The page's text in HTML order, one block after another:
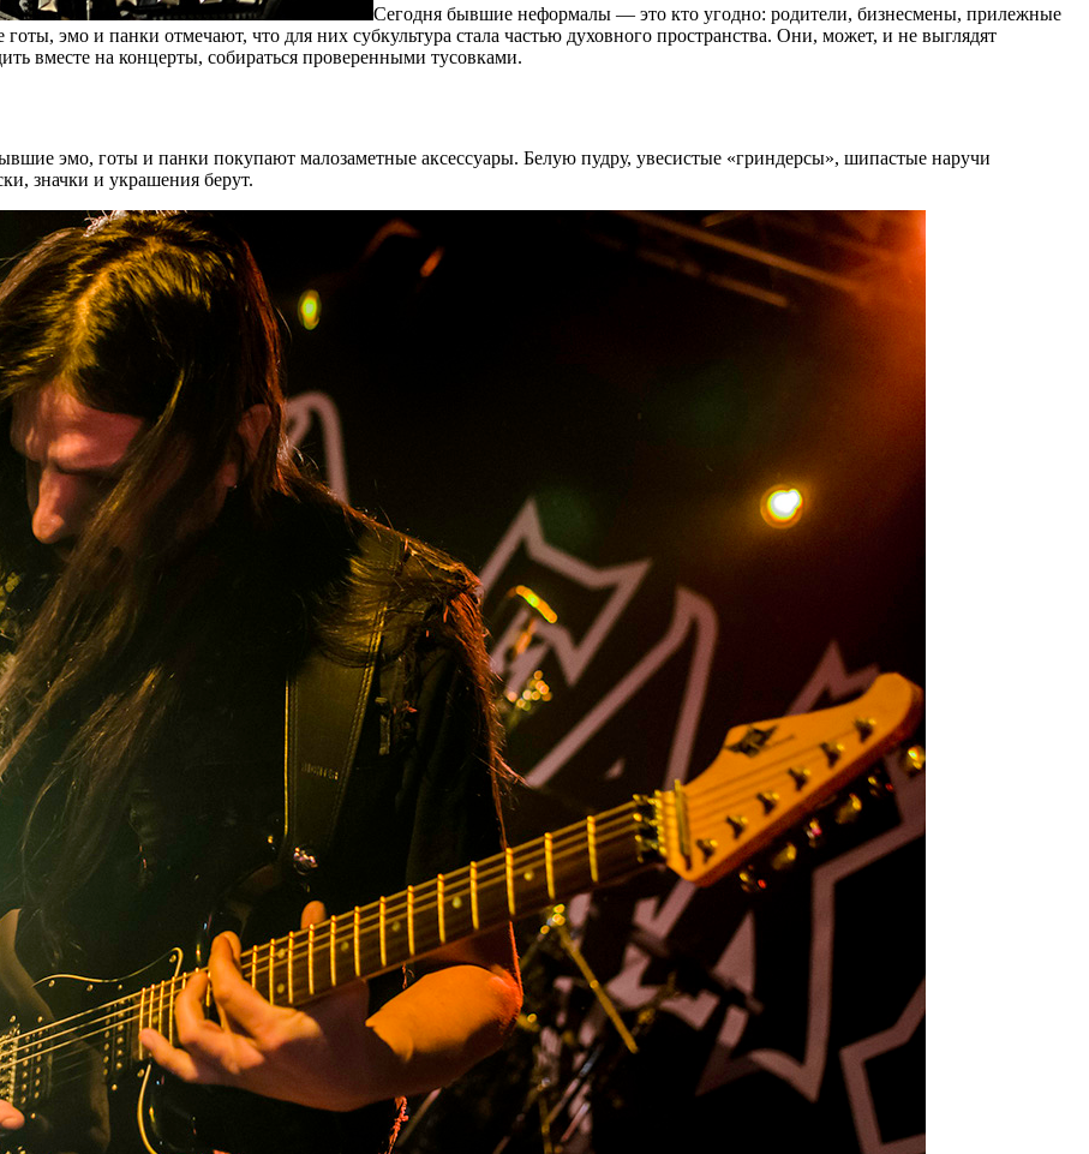
Сегодня бывшие неформалы — это кто угодно: родители, бизнесмены, прилежные
эмо и панки отмечают, что для них субкультура стала частью духовного пространства. Они, может, и не выглядят
вместе на концерты, собираться проверенными тусовками.
эмо, готы и панки покупают малозаметные аксессуары. Белую пудру, увесистые «гриндерсы», шипастые наручи
значки и украшения берут.